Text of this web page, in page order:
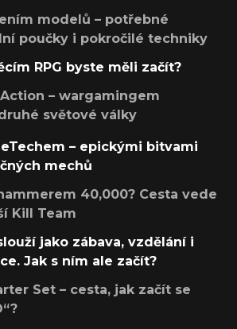
modelů – potřebné
poučky i pokročilé techniky
RPG byste měli začít?
– wargamingem
světové války
– epickými bitvami
mechů
40,000? Cesta vede
Kill Team
jako zábava, vzdělání i
Jak s ním ale začít?
Set – cesta, jak začít se